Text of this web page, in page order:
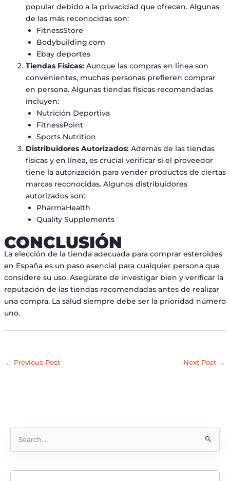
popular debido a la privacidad que ofrecen. Algunas
de las más reconocidas son:
FitnessStore
Bodybuilding.com
Ebay deportes
Tiendas Físicas:Aunque las compras en línea son
convenientes, muchas personas prefieren comprar
en persona. Algunas tiendas físicas recomendadas
incluyen:
Nutrición Deportiva
FitnessPoint
Sports Nutrition
Distribuidores Autorizados:Además de las tiendas
físicas y en línea, es crucial verificar si el proveedor
tiene la autorización para vender productos de ciertas
marcas reconocidas. Algunos distribuidores
autorizados son:
PharmaHealth
Quality Supplements
CONCLUSIÓN
La elección de la tienda adecuada para comprar esteroides
en España es un paso esencial para cualquier persona que
considere su uso. Asegúrate de investigar bien y verificar la
reputación de las tiendas recomendadas antes de realizar
una compra. La salud siempre debe ser la prioridad número
uno.
← Previous Post Next Post →